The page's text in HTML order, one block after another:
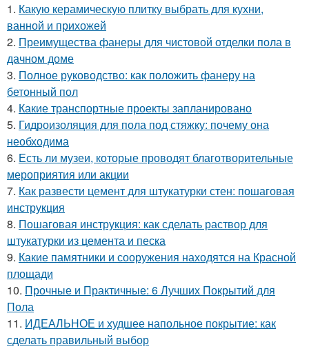
1. Какую керамическую плитку выбрать для кухни,
ванной и прихожей
2. Преимущества фанеры для чистовой отделки пола в
дачном доме
3. Полное руководство: как положить фанеру на
бетонный пол
4. Какие транспортные проекты запланировано
5. Гидроизоляция для пола под стяжку: почему она
необходима
6. Есть ли музеи, которые проводят благотворительные
мероприятия или акции
7. Как развести цемент для штукатурки стен: пошаговая
инструкция
8. Пошаговая инструкция: как сделать раствор для
штукатурки из цемента и песка
9. Какие памятники и сооружения находятся на Красной
площади
10. Прочные и Практичные: 6 Лучших Покрытий для
Пола
11. ИДЕАЛЬНОЕ и худшее напольное покрытие: как
сделать правильный выбор